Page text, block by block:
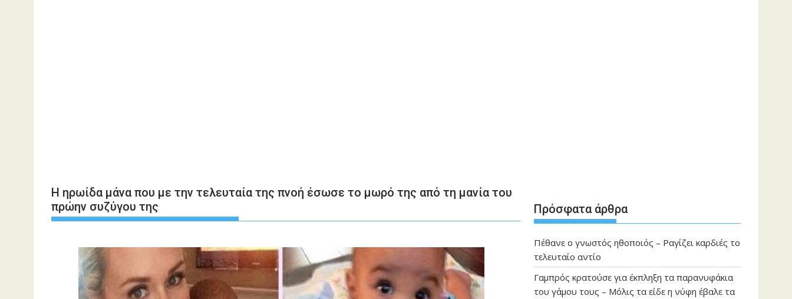
Η ηρωίδα μάνα που με την τελευταία της πνοή έσωσε το μωρό της από τη μανία του
πρώην συζύγου της
Πρόσφατα άρθρα
Πέθανε ο γνωστός ηθοποιός – Ραγίζει καρδιές το
τελευταίο αντίο
Γαμπρός κρατούσε για έκπληξη τα παρανυφάκια
του γάμου τους – Μόλις τα είδε η νύφη έβαλε τα